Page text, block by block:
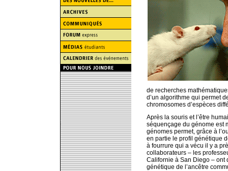
de recherches
d’un algorithme qui permet
chromosomes d’espèces
Après la souris et l’être
séquençage du génome est
génomes permet, grâce à
en partie le profil génétique
à fourrure qui a vécu il y a
collaborateurs – les
Californie à San Diego – ont
génétique de l’ancêtre